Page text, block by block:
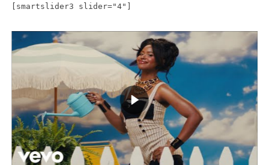
[smartslider3 slider="4"]